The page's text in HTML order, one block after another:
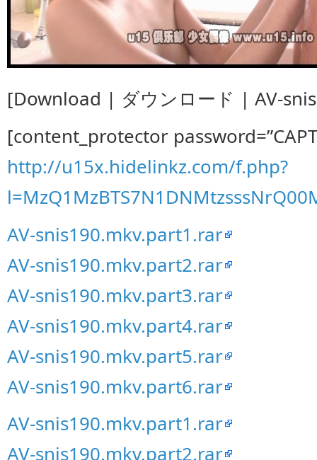
[Download | ダウンロード | AV-
[content_protector
http://u15x.hidelinkz.com/f.php?
AV-snis190.mkv.part1.rar
AV-snis190.mkv.part2.rar
AV-snis190.mkv.part3.rar
AV-snis190.mkv.part4.rar
AV-snis190.mkv.part5.rar
AV-snis190.mkv.part6.rar
AV-snis190.mkv.part1.rar
AV-snis190.mkv.part2.rar